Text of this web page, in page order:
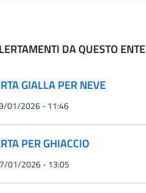
DA QUESTO ENTE
GIALLA PER NEVE
01/2026 - 11:46
PER GHIACCIO
01/2026 - 13:05